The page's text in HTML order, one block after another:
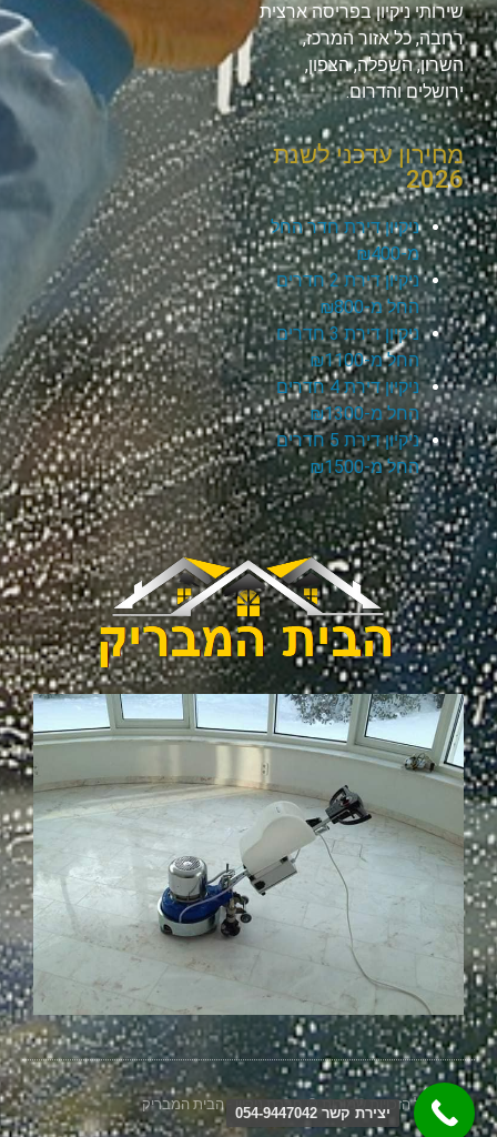
שירותי ניקיון בפריסה ארצית
רחבה, כל אזור המרכז,
השרון, השפלה, הצפון,
ירושלים והדרום.
מחירון עדכני לשנת
2026
ניקיון דירת חדר החל
מ-₪400
ניקיון דירת 2 חדרים
החל מ-₪800
ניקיון דירת 3 חדרים
החל מ-₪1100
ניקיון דירת 4 חדרים
החל מ-₪1300
ניקיון דירת 5 חדרים
החל מ-₪1500
2026 כל הזכויות שמורות © חברת ניקיון - הבית המבריק
יצירת קשר 054-9447042